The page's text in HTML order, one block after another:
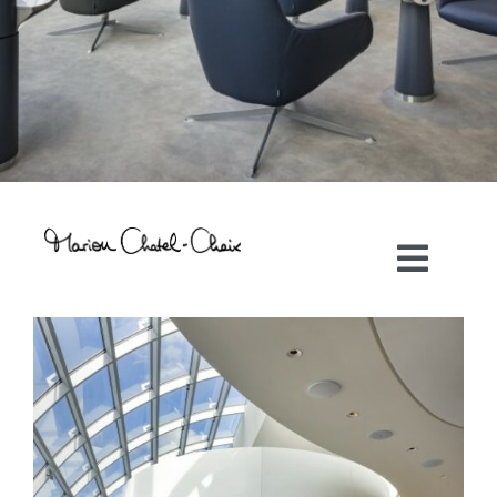
Artiste plasticienne
Collaborations
Direction créative